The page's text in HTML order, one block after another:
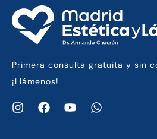
Primera consulta gratuita y sin
¡Llámenos!